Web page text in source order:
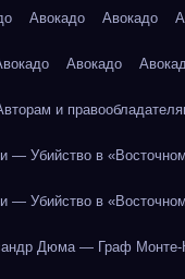
Авокадо Авокадо
Авокадо
и
— Убийство в
— Убийство в
Дюма — Граф Монте-